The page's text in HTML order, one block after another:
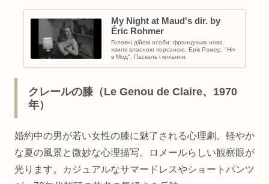
My Night at Maud's dir. by
Éric Rohmer
Головні дійові особи: французька нова
хвиля власною персоною, Ерік Ромер, "Ніч
в Мод", Паскаль і кохання.
クレールの膝（Le Genou de Claire、1970
年）
婚約中の男が若い女性の膝に魅了される心理劇。軽やか
な夏の風景と微妙な心理描写。ロメールらしい観察眼が
光ります。カジュアルなサマードレスやショートパンツ